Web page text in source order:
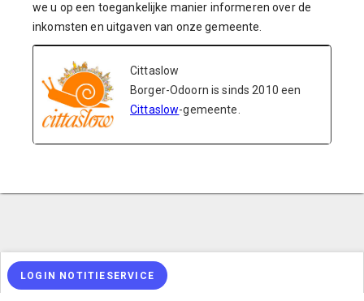
we u op een toegankelijke manier informeren over de
inkomsten en uitgaven van onze gemeente.
Cittaslow
Borger-Odoorn is sinds 2010 een
Cittaslow-gemeente.
LOGIN NOTITIESERVICE